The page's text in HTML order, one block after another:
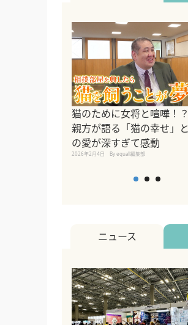
猫のために女将と喧嘩！
親方が語る「猫の幸せ」
の愛が深すぎて感動
2026年2月4日 By equall編集部
ニュース